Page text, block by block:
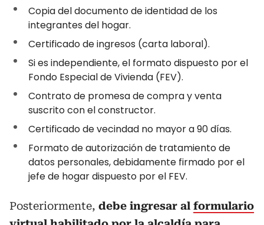
Copia del documento de identidad de los
integrantes del hogar.
Certificado de ingresos (carta laboral).
Si es independiente, el formato dispuesto por el
Fondo Especial de Vivienda (FEV).
Contrato de promesa de compra y venta
suscrito con el constructor.
Certificado de vecindad no mayor a 90 días.
Formato de autorización de tratamiento de
datos personales, debidamente firmado por el
jefe de hogar dispuesto por el FEV.
Posteriormente, debe ingresar al formulario